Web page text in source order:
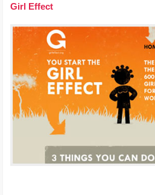
Girl Effect